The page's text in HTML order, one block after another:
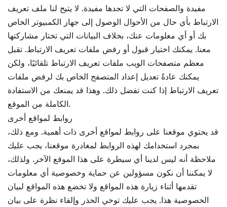
مفيدة والصفحات التي لا تجدها مفيدة. لا يتيح لنا ملف تعريف
الارتباط بأي حال من الأحوال الوصول إلى جهاز الكمبيوتر الخاص
بك أو أي معلومات عنك، بخلاف البيانات التي تختار مشاركتها
معنا. يمكنك اختيار قبول أو رفض ملفات تعريف الارتباط. تقبل
معظم متصفحات الويب ملفات تعريف الارتباط تلقائيًا، ولكن
يمكنك عادةً تعديل إعداد المتصفح الخاص بك لرفض ملفات
تعريف الارتباط إذا كنت تفضل ذلك. وهذا قد يمنعك من الاستفادة
الكاملة من الموقع.
روابط لمواقع أخرى
قد يحتوي موقعنا على روابط لمواقع أخرى ذات أهمية. ومع ذلك،
بمجرد استخدامك لهذه الروابط لمغادرة موقعنا، يجب عليك
ملاحظة أنه ليس لدينا أي سيطرة على هذا الموقع الآخر. ولذلك،
لا يمكننا أن نكون مسؤولين عن حماية وخصوصية أي معلومات
تقدمها أثناء زيارة هذه المواقع ولا تخضع هذه المواقع لبيان
الخصوصية هذا. يجب عليك توخي الحذر وإلقاء نظرة على بيان